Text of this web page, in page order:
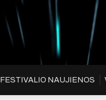
FESTIVALIO NAUJIENOS